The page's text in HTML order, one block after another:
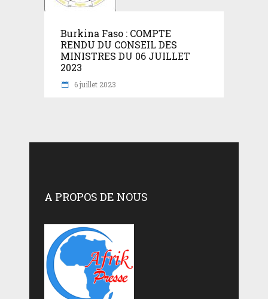
Burkina Faso : COMPTE
RENDU DU CONSEIL DES
MINISTRES DU 06 JUILLET
2023
6 juillet 2023
A PROPOS DE NOUS